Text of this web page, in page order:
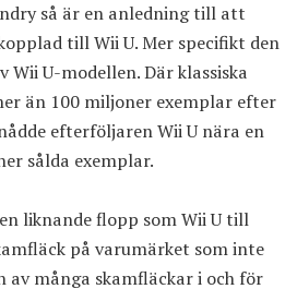
så är en anledning till att
till Wii U. Mer specifikt den
Wii U-modellen. Där klassiska
än 100 miljoner exemplar efter
efterföljaren Wii U nära en
sålda exemplar.
liknande flopp som Wii U till
på varumärket som inte
många skamfläckar i och för